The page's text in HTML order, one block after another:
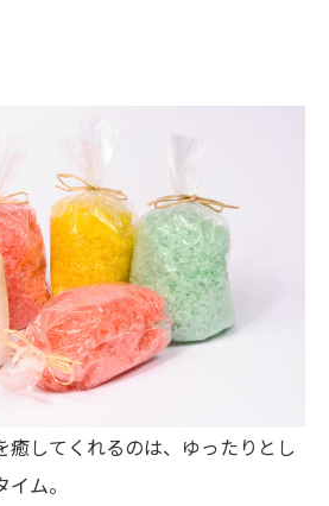
癒してくれるのは、ゆったりとし
ム。